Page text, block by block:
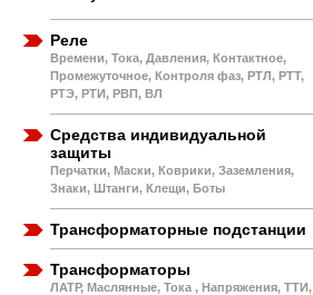
Реле
Времени, Тока, Давления, Контактное,
Промежуточное, Контроля фаз, РТЛ, РТТ,
РТЭ, РТИ, РВП, ВЛ
Средства индивидуальной
защиты
Перчатки, Маски, Коврики, Заземления,
Знаки, Штанги, Клещи, Боты
Трансформаторные подстанции
Трансформаторы
ЛАТР, Маслянные, Тока , Напряжения, ТТИ,